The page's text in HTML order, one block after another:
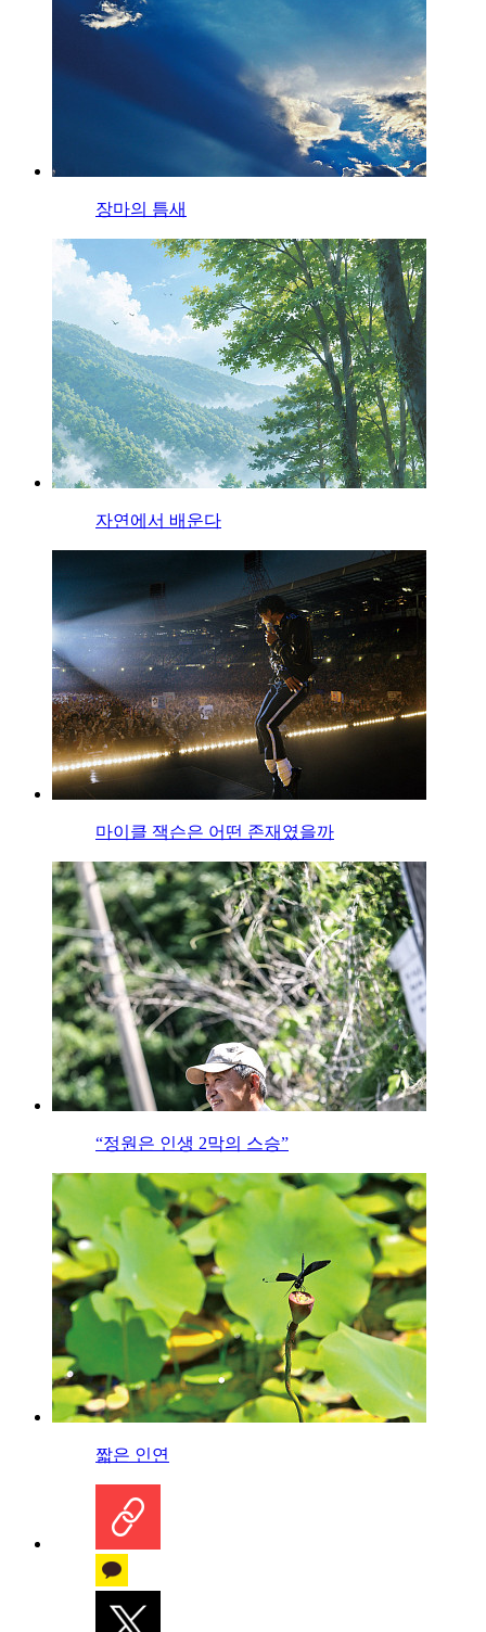
장마의 틈새
자연에서 배운다
마이클 잭슨은 어떤 존재였을까
“정원은 인생 2막의 스승”
짧은 인연